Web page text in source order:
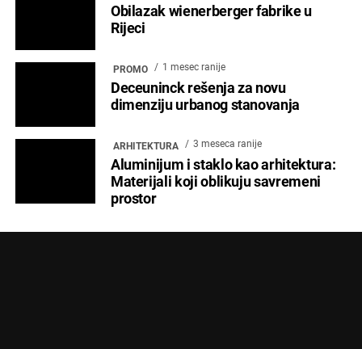
Obilazak wienerberger fabrike u
Rijeci
PROMO 1 mesec ranije
Deceuninck rešenja za novu
dimenziju urbanog stanovanja
ARHITEKTURA 3 meseca ranije
Aluminijum i staklo kao arhitektura:
Materijali koji oblikuju savremeni
prostor